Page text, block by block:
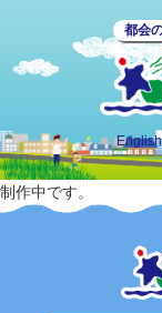
都会
English
制作中です。